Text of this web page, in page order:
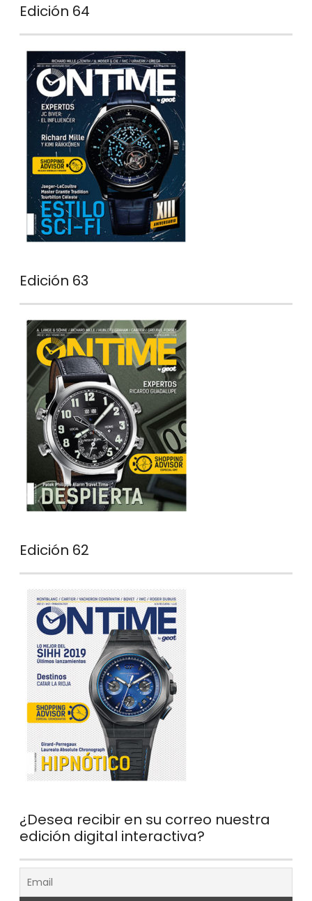
Edición 64
Edición 63
Edición 62
¿Desea recibir en su correo nuestra
edición digital interactiva?